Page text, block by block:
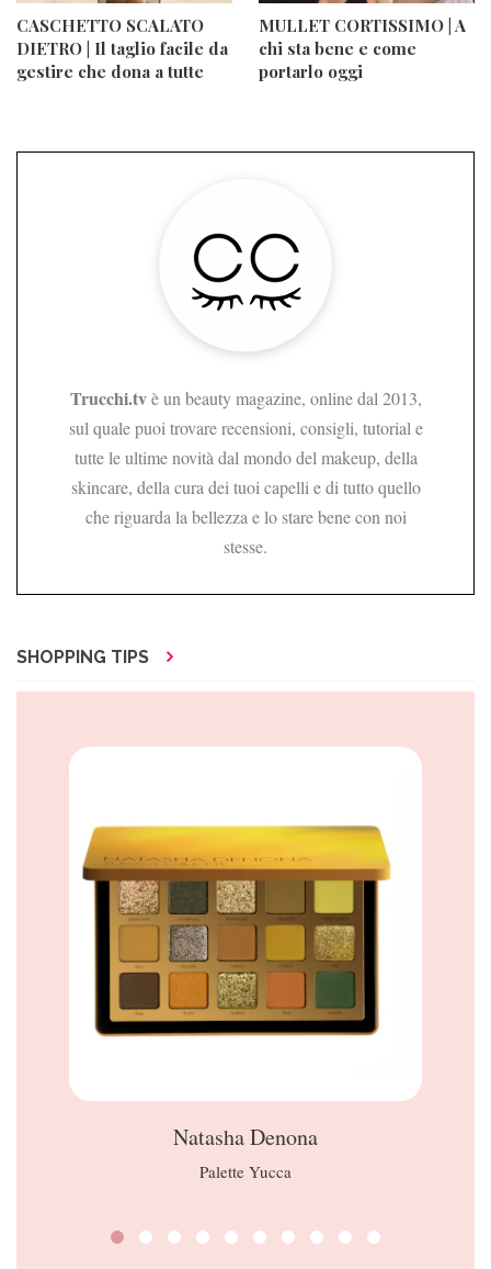
CASCHETTO SCALATO
DIETRO | Il taglio facile da
gestire che dona a tutte
MULLET CORTISSIMO | A
chi sta bene e come
portarlo oggi
Trucchi.tvè un beauty magazine, online dal 2013,
sul quale puoi trovare recensioni, consigli, tutorial e
tutte le ultime novità dal mondo del makeup, della
skincare, della cura dei tuoi capelli e di tutto quello
che riguarda la bellezza e lo stare bene con noi
stesse.
SHOPPING TIPS
Natasha Denona
Palette Yucca